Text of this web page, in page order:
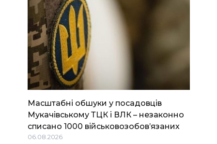
Масштабні обшуки у посадовців
Мукачівському ТЦК і ВЛК – незаконно
списано 1000 військовозобов’язаних
06.08.2026